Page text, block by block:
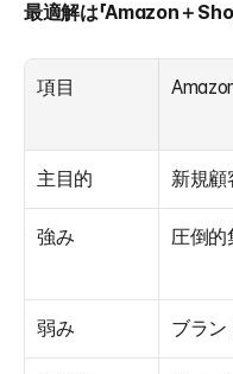
最適解は「Amazon＋
項目
主目的 新規顧
強み 圧倒的
弱み ブラン